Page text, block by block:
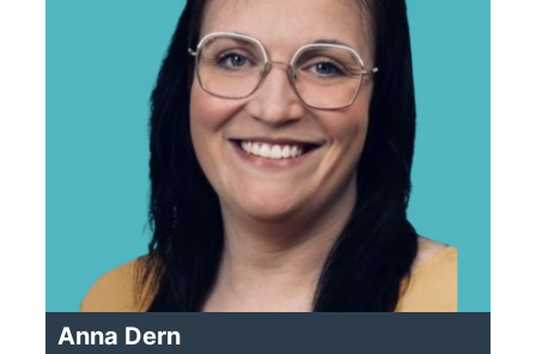
Anna Dern